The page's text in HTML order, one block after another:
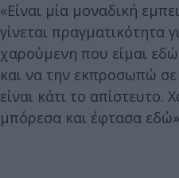
«Είναι μία μοναδική
γίνεται πραγματικότητα
χαρούμενη που είμαι
και να την εκπροσωπώ
είναι κάτι το απίστευτο.
μπόρεσα και έφτασα